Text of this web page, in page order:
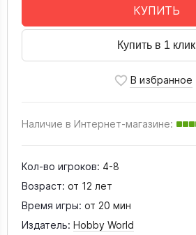
КУПИТЬ
Купить в 1 клик
Наличие в Интернет-магазине:
Кол-во игроков: 4-8
Возраст: от 12 лет
Время игры: от 20 мин
Издатель: Hobby World